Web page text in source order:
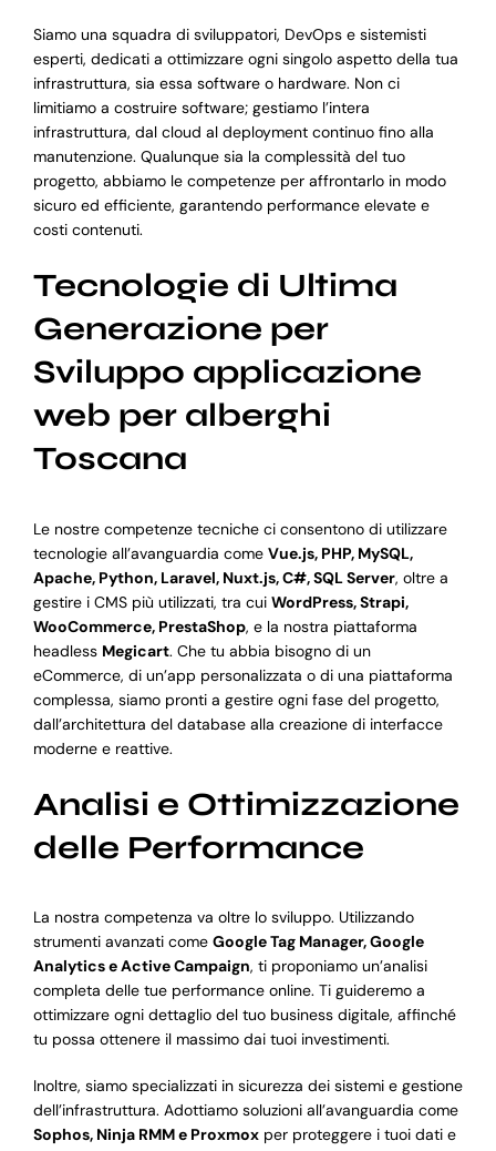
Siamo una squadra di sviluppatori, DevOps e sistemisti
esperti, dedicati a ottimizzare ogni singolo aspetto della tua
infrastruttura, sia essa software o hardware. Non ci
limitiamo a costruire software; gestiamo l’intera
infrastruttura, dal cloud al deployment continuo fino alla
manutenzione. Qualunque sia la complessità del tuo
progetto, abbiamo le competenze per affrontarlo in modo
sicuro ed efficiente, garantendo performance elevate e
costi contenuti.
Tecnologie di Ultima
Generazione per
Sviluppo applicazione
web per alberghi
Toscana
Le nostre competenze tecniche ci consentono di utilizzare
tecnologie all’avanguardia come Vue.js, PHP, MySQL,
Apache, Python, Laravel, Nuxt.js, C#, SQL Server, oltre a
gestire i CMS più utilizzati, tra cui WordPress, Strapi,
WooCommerce, PrestaShop, e la nostra piattaforma
headless Megicart. Che tu abbia bisogno di un
eCommerce, di un’app personalizzata o di una piattaforma
complessa, siamo pronti a gestire ogni fase del progetto,
dall’architettura del database alla creazione di interfacce
moderne e reattive.
Analisi e Ottimizzazione
delle Performance
La nostra competenza va oltre lo sviluppo. Utilizzando
strumenti avanzati come Google Tag Manager, Google
Analytics e Active Campaign, ti proponiamo un’analisi
completa delle tue performance online. Ti guideremo a
ottimizzare ogni dettaglio del tuo business digitale, affinché
tu possa ottenere il massimo dai tuoi investimenti.
Inoltre, siamo specializzati in sicurezza dei sistemi e gestione
dell’infrastruttura. Adottiamo soluzioni all’avanguardia come
Sophos, Ninja RMM e Proxmoxper proteggere i tuoi dati e